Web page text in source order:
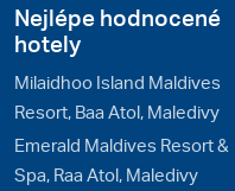
Nejlépe hodnocené
hotely
Milaidhoo Island Maldives
Resort, Baa Atol, Maledivy
Emerald Maldives Resort &
Spa, Raa Atol, Maledivy